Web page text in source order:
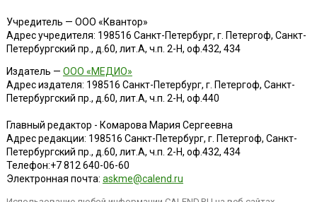
Учредитель — ООО «Квантор»
Адрес учредителя: 198516 Санкт-Петербург, г. Петергоф, Санкт-
Петербургский пр., д.60, лит.А, ч.п. 2-Н, оф.432, 434
Издатель — ООО «МЕДИО»
Адрес издателя: 198516 Санкт-Петербург, г. Петергоф, Санкт-
Петербургский пр., д.60, лит.А, ч.п. 2-Н, оф.440
Главный редактор - Комарова Мария Сергеевна
Адрес редакции: 198516 Санкт-Петербург, г. Петергоф, Санкт-
Петербургский пр., д.60, лит.А, ч.п. 2-Н, оф.432, 434
Телефон:+7 812 640-06-60
Электронная почта: askme@calend.ru